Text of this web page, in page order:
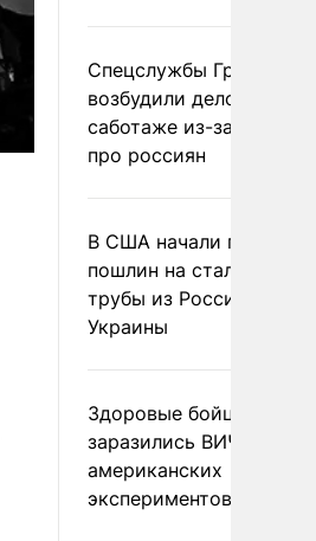
Спецслужбы Грузии
возбудили дело о
саботаже из-за фейков
про россиян
В США начали
пошлин на стальные
трубы из России и с
Украины
Здоровые бойцы ВСУ
заразились ВИЧ после
американских
экспериментов